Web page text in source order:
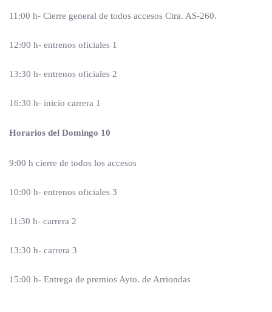
11:00 h- Cierre general de todos accesos Ctra. AS-260.
12:00 h- entrenos oficiales 1
13:30 h- entrenos oficiales 2
16:30 h- inicio carrera 1
Horarios del Domingo 10
9:00 h cierre de todos los accesos
10:00 h- entrenos oficiales 3
11:30 h- carrera 2
13:30 h- carrera 3
15:00 h- Entrega de premios Ayto. de Arriondas